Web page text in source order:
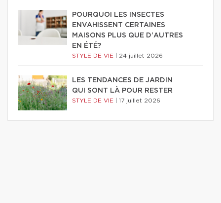
POURQUOI LES INSECTES
ENVAHISSENT CERTAINES
MAISONS PLUS QUE D'AUTRES
EN ÉTÉ?
STYLE DE VIE 24 juillet 2026
LES TENDANCES DE JARDIN
QUI SONT LÀ POUR RESTER
STYLE DE VIE 17 juillet 2026